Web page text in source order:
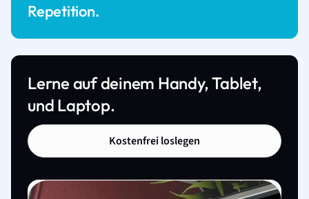
Repetition.
Lerne auf deinem Handy, Tablet,
und Laptop.
Kostenfrei loslegen